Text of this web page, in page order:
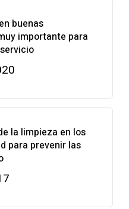
buenas
importante para
la limpieza en los
para prevenir las